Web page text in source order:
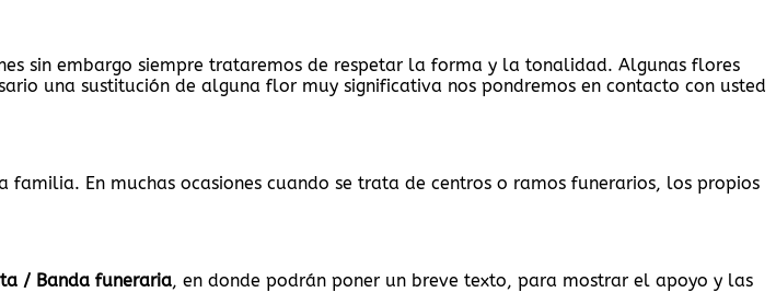
sin embargo siempre trataremos de respetar la forma y la tonalidad. Algunas flores
una sustitución de alguna flor muy significativa nos pondremos en contacto con usted
En muchas ocasiones cuando se trata de centros o ramos funerarios, los propios
/ Banda funeraria, en donde podrán poner un breve texto, para mostrar el apoyo y las